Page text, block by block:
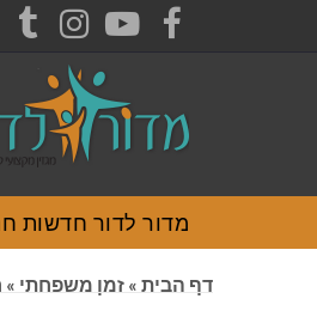
FACEBOOK
YOUTUBE
מדור לדור חדשות
דף הבית » זמן משפחתי »